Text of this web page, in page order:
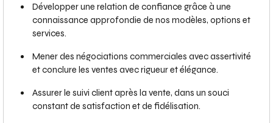
Développer une relation de confiance grâce à une
connaissance approfondie de nos modèles, options et
services.
Mener des négociations commerciales avec assertivité
et conclure les ventes avec rigueur et élégance.
Assurer le suivi client après la vente, dans un souci
constant de satisfaction et de fidélisation.